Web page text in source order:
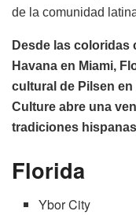
de la comunidad
Desde las coloridas
Havana en Miami,
cultural de Pilsen
Culture abre una
tradiciones
Florida
Ybor City